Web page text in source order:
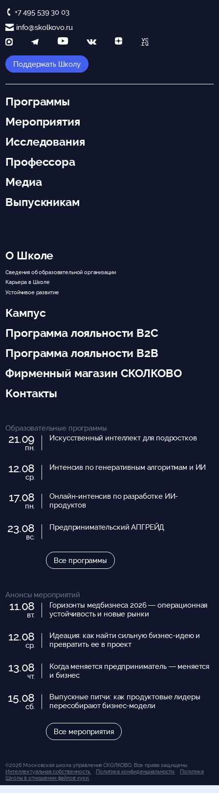
+7 495 539 30 03
info@skolkovo.ru
Поддержать Школу
Программы
Мероприятия
Исследования
Профессора
Медиа
Выпускникам
О Школе
Сведения об образовательной организации
Карьера в Школе
Устойчивое развитие
Кампус
Программа лояльности B2C
Программа лояльности B2B
Фирменный магазин СКОЛКОВО
Контакты
Образовательные программы
21.09
пн.
Искусственный интеллект для подростков
12.08
ср.
Интенсив по генеративным алгоритмам и ИИ
17.08
пн.
Онлайн-интенсив по разработке ИИ-
продуктов
23.08
вс.
Предпринимательский АПГРЕЙД
Все программы
Анонсы мероприятий
11.08
вт.
Горизонты медбизнеса 2026 — операционная
устойчивость и новые рынки
12.08
ср.
Идеация: как найти сильную бизнес-идею и
превратить ее в проект
13.08
чт.
Когда меняется предприниматель — меняется
и бизнес
15.08
сб.
Выпускные питчи: как продуктовые лидеры
пересобирают бизнес-модели
Все мероприятия
©2026 Московская школа управления СКОЛКОВО. Все права защищены.
Интеллектуальная собственность.
Политика конфиденциальности.
Политика
Школы в отношении файлов куки.